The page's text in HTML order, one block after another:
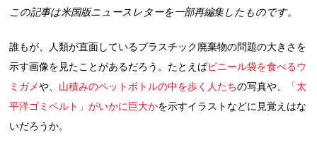
この記事は米国版ニュースレターを一部再編集したものです。
誰もが、人類が直面しているプラスチック廃棄物の問題の大きさを
示す画像を見たことがあるだろう。たとえばビニール袋を食べるウ
ミガメや、 山積みのペットボトルの中を歩く人たちの写真や、
「太
平洋ゴミベルト」がいかに巨大かを示すイラストなどに見覚えはな
いだろうか。